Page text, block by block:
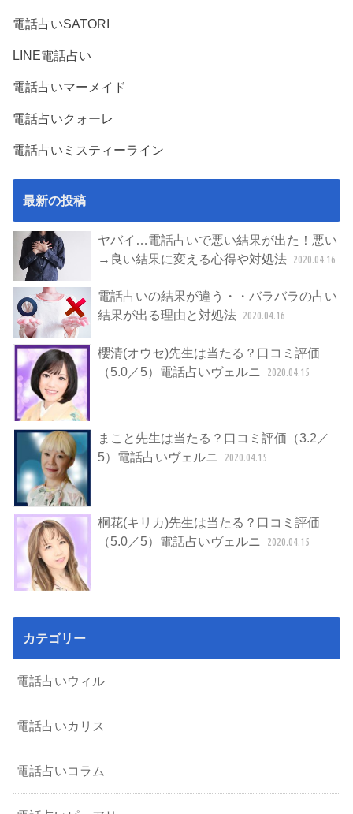
電話占いSATORI
LINE電話占い
電話占いマーメイド
電話占いクォーレ
電話占いミスティーライン
最新の投稿
ヤバイ…電話占いで悪い結果が出た！悪い
→良い結果に変える心得や対処法 2020.04.16
電話占いの結果が違う・・バラバラの占い
結果が出る理由と対処法 2020.04.16
櫻清(オウセ)先生は当たる？口コミ評価
（5.0／5）電話占いヴェルニ
2020.04.15
まこと先生は当たる？口コミ評価（3.2／
5）電話占いヴェルニ
2020.04.15
桐花(キリカ)先生は当たる？口コミ評価
（5.0／5）電話占いヴェルニ
2020.04.15
カテゴリー
電話占いウィル
電話占いカリス
電話占いコラム